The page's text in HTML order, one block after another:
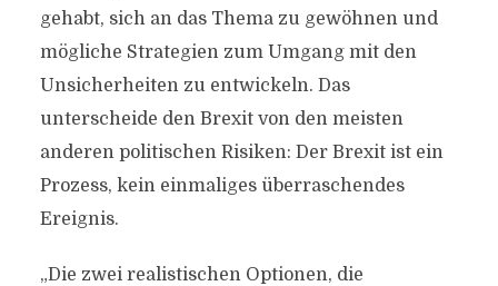
gehabt, sich an das Thema zu gewöhnen und
mögliche Strategien zum Umgang mit den
Unsicherheiten zu entwickeln. Das
unterscheide den Brexit von den meisten
anderen politischen Risiken: Der Brexit ist ein
Prozess, kein einmaliges überraschendes
Ereignis.
„Die zwei realistischen Optionen, die